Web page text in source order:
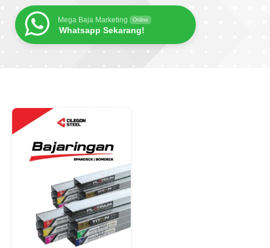
Mega Baja Marketing Online
Whatsapp Sekarang!